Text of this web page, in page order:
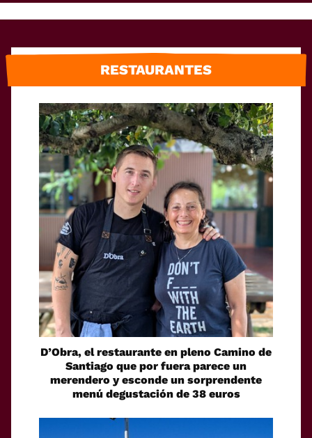
RESTAURANTES
D’Obra, el restaurante en pleno Camino de
Santiago que por fuera parece un
merendero y esconde un sorprendente
menú degustación de 38 euros